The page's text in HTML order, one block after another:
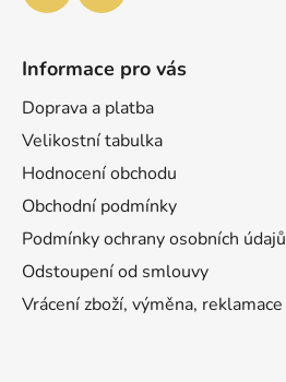
Informace pro vás
Doprava a platba
Velikostní tabulka
Hodnocení obchodu
Obchodní podmínky
Podmínky ochrany osobních údajů
Odstoupení od smlouvy
Vrácení zboží, výměna, reklamace